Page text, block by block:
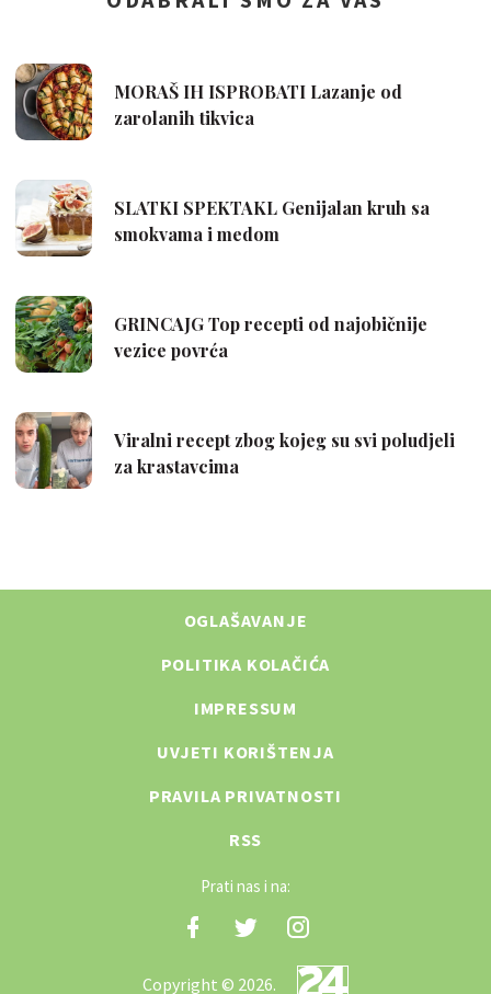
OGLAŠAVANJE
POLITIKA KOLAČIĆA
IMPRESSUM
UVJETI KORIŠTENJA
PRAVILA PRIVATNOSTI
RSS
Prati nas i na:
Copyright © 2026.